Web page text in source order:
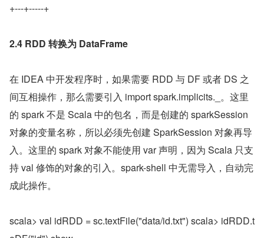
+---+-----+
2.4 RDD 转换为 DataFrame
在 IDEA 中开发程序时，如果需要 RDD 与 DF 或者 DS 之
间互相操作，那么需要引入 import spark.implicits._。这里
的 spark 不是 Scala 中的包名，而是创建的 sparkSession
对象的变量名称，所以必须先创建 SparkSession 对象再导
入。这里的 spark 对象不能使用 var 声明，因为 Scala 只支
持 val 修饰的对象的引入。spark-shell 中无需导入，自动完
成此操作。
scala> val idRDD = sc.textFile("data/id.txt") scala> idRDD.t